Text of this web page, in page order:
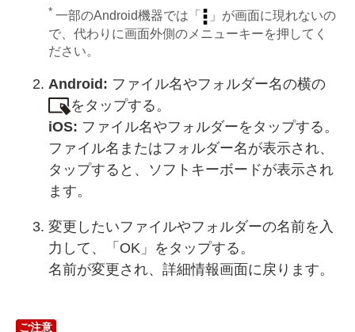
*一部のAndroid機器では「
」が画面に現れないの
で、代わりに画面外側のメニューキーを押してく
ださい。
Android: ファイル名やフォルダー名の横の
をタップする。
iOS: ファイル名やフォルダーをタップする。
ファイル名またはフォルダー名が表示され、
タップすると、ソフトキーボードが表示され
ます。
変更したいファイルやフォルダーの名前を入
力して、「OK」をタップする。
名前が変更され、詳細情報画面に戻ります。
ご注意